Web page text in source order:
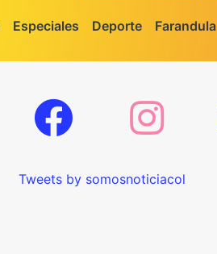
Especiales Deporte Farandula
Tweets by somosnoticiacol